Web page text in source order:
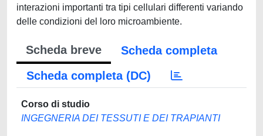
interazioni importanti tra tipi cellulari differenti variando
delle condizioni del loro microambiente.
Scheda breve
Scheda completa
Scheda completa (DC)
Corso di studio
INGEGNERIA DEI TESSUTI E DEI TRAPIANTI